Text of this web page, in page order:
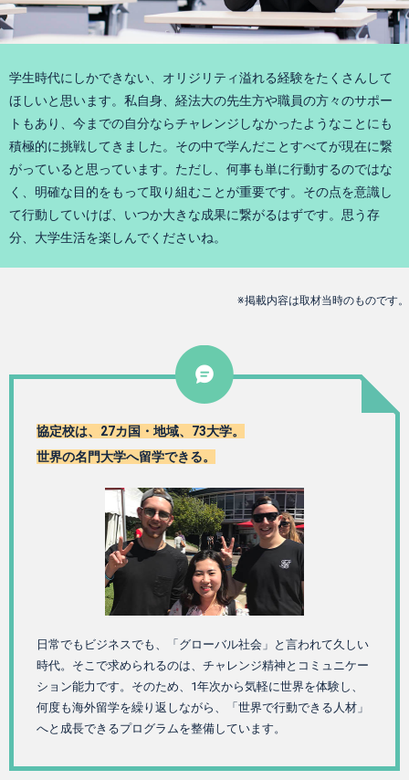
学生時代にしかできない、オリジリティ溢れる経験をたくさんして
ほしいと思います。私自身、経法大の先生方や職員の方々のサポー
トもあり、今までの自分ならチャレンジしなかったようなことにも
積極的に挑戦してきました。その中で学んだことすべてが現在に繋
がっていると思っています。ただし、何事も単に行動するのではな
く、明確な目的をもって取り組むことが重要です。その点を意識し
て行動していけば、いつか大きな成果に繋がるはずです。思う存
分、大学生活を楽しんでくださいね。
※掲載内容は取材当時のものです。
協定校は、27カ国・地域、73大学。
世界の名門大学へ留学できる。
日常でもビジネスでも、「グローバル社会」と言われて久しい
時代。そこで求められるのは、チャレンジ精神とコミュニケー
ション能力です。そのため、1年次から気軽に世界を体験し、
何度も海外留学を繰り返しながら、「世界で行動できる人材」
へと成長できるプログラムを整備しています。